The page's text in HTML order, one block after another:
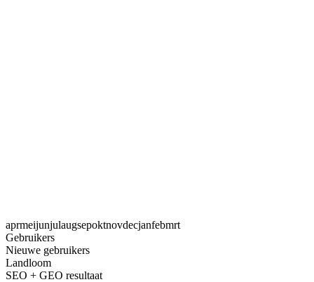
aprmeijunjulaugsepoktnovdecjanfebmrt
Gebruikers
Nieuwe gebruikers
Landloom
SEO + GEO resultaat